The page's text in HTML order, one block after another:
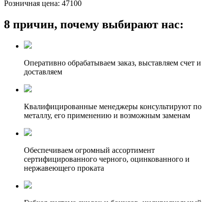
Розничная цена: 47100
8 причин, почему выбирают нас:
Оперативно обрабатываем заказ, выставляем счет и
доставляем
Квалифицированные менеджеры консультируют по
металлу, его применению и возможным заменам
Обеспечиваем огромный ассортимент
сертифицированного черного, оцинкованного и
нержавеющего проката